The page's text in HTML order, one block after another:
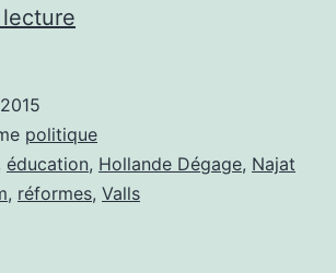
Valls
passe
à
politique
éducation, Hollande Dégage, Najat
, réformes, Valls